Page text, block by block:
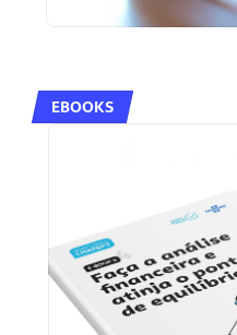
EBOOKS